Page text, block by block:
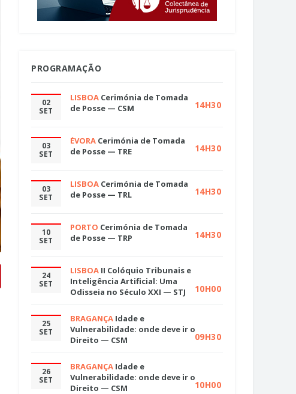
PROGRAMAÇÃO
02
SET
LISBOA Cerimónia de Tomada
de Posse — CSM
14H30
03
SET
ÉVORA Cerimónia de Tomada
de Posse — TRE
14H30
03
SET
LISBOA Cerimónia de Tomada
de Posse — TRL
14H30
10
SET
PORTO Cerimónia de Tomada
de Posse — TRP
14H30
24
SET
LISBOA II Colóquio Tribunais e
Inteligência Artificial: Uma
Odisseia no Século XXI — STJ
10H00
25
SET
BRAGANÇA Idade e
Vulnerabilidade: onde deve ir o
Direito — CSM
09H30
26
SET
BRAGANÇA Idade e
Vulnerabilidade: onde deve ir o
Direito — CSM
10H00